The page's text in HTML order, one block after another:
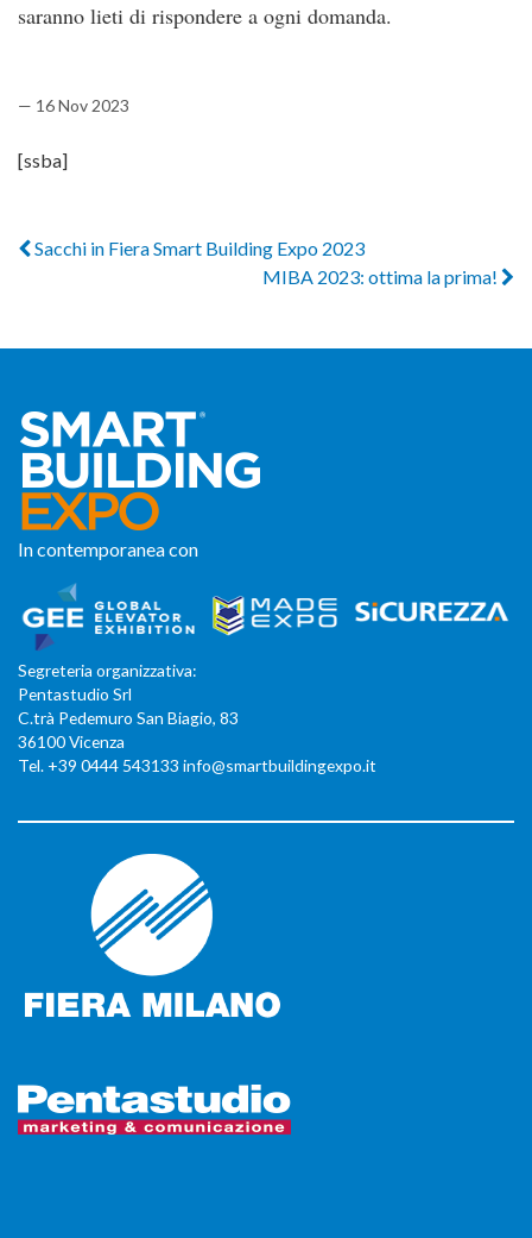
saranno lieti di rispondere a ogni domanda.
— 16 Nov 2023
[ssba]
Sacchi in Fiera Smart Building Expo 2023
MIBA 2023: ottima la prima!
In contemporanea con
Segreteria organizzativa:
Pentastudio Srl
C.trà Pedemuro San Biagio, 83
36100 Vicenza
Tel. +39 0444 543133 info@smartbuildingexpo.it